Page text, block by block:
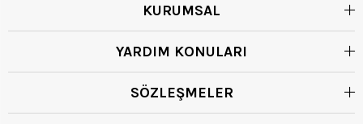
KURUMSAL
YARDIM KONULARI
SÖZLEŞMELER